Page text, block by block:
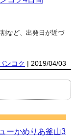
など、出発日が近づ
ンコク | 2019/04/03
ーかめりあ釜山3